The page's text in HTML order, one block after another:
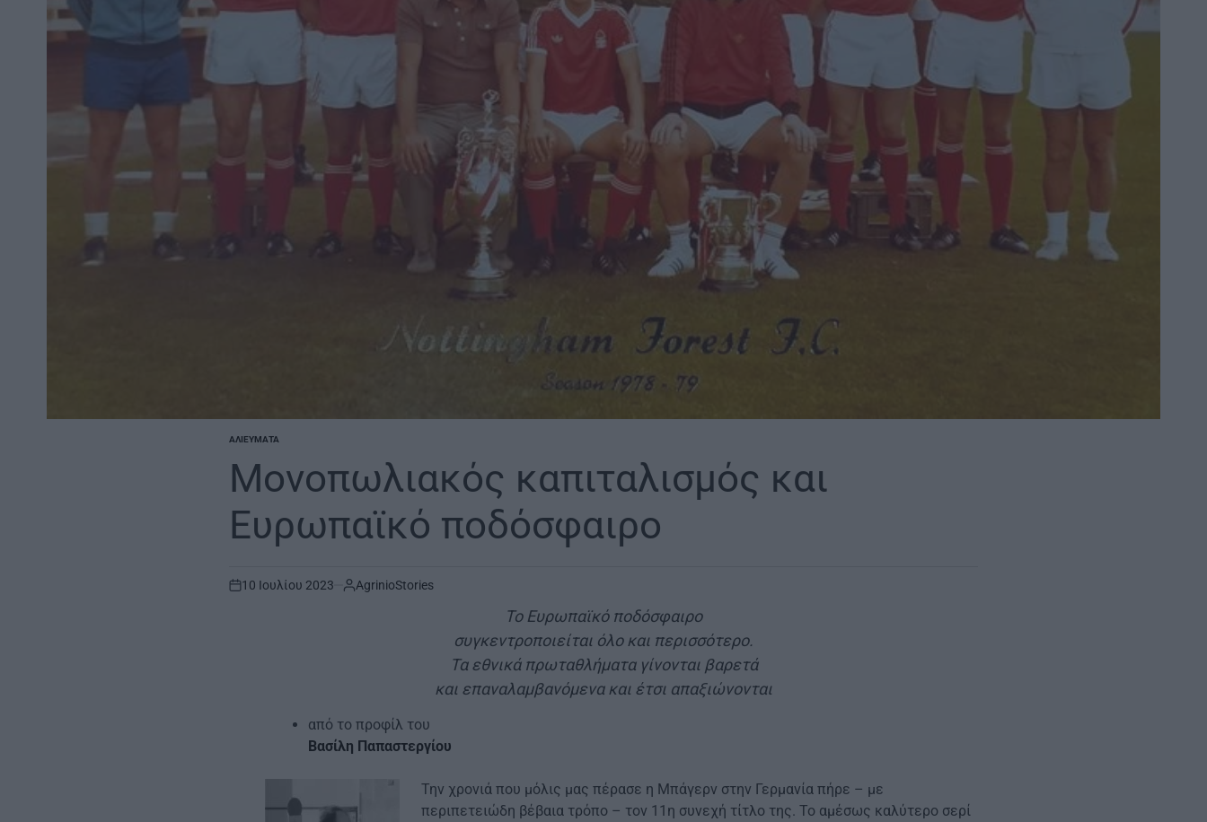
POSTED
ΑΛΙΕΎΜΑΤΑ
Μονοπωλιακός καπιταλισμός και
Ευρωπαϊκό ποδόσφαιρο
on
10 Ιουλίου 2023 AgrinioStories
Το Ευρωπαϊκό ποδόσφαιρο
συγκεντροποιείται όλο και περισσότερο.
Τα εθνικά πρωταθλήματα γίνονται βαρετά
και επαναλαμβανόμενα και έτσι απαξιώνονται
από το προφίλ του
Βασίλη Παπαστεργίου
Την χρονιά που μόλις μας πέρασε η Μπάγερν στην Γερμανία πήρε – με
περιπετειώδη βέβαια τρόπο – τον 11η συνεχή τίτλο της. Το αμέσως καλύτερο σερί